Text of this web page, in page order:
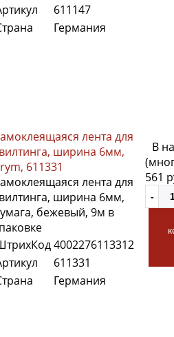
611147
Германия
лента для
ширина 6мм,
611331
лента для
ширина 6мм,
бежевый, 9м в
4002276113312
611331
Германия
В
561